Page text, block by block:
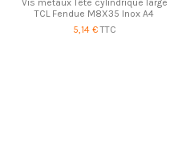
Vis métaux Tête cylindrique large
TCL Fendue M8X35 Inox A4
5,14 €TTC